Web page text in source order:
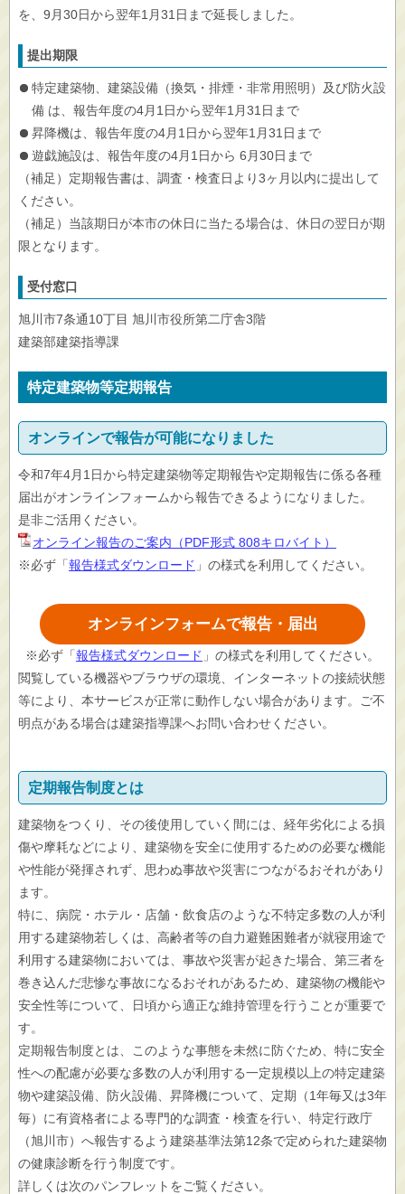
を、9月30日から翌年1月31日まで延長しました。
提出期限
特定建築物、建築設備（換気・排煙・非常用照明）及び防火設
備 は、報告年度の4月1日から翌年1月31日まで
昇降機は、報告年度の4月1日から翌年1月31日まで
遊戯施設は、報告年度の4月1日から 6月30日まで
（補足）定期報告書は、調査・検査日より3ヶ月以内に提出して
ください。
（補足）当該期日が本市の休日に当たる場合は、休日の翌日が期
限となります。
受付窓口
旭川市7条通10丁目 旭川市役所第二庁舎3階
建築部建築指導課
特定建築物等定期報告
オンラインで報告が可能になりました
令和7年4月1日から特定建築物等定期報告や定期報告に係る各種
届出がオンラインフォームから報告できるようになりました。
是非ご活用ください。
オンライン報告のご案内（PDF形式 808キロバイト）
※必ず「 報告様式ダウンロード 」の様式を利用してください。
オンラインフォームで報告・届出
※必ず「 報告様式ダウンロード 」の様式を利用してください。
閲覧している機器やブラウザの環境、インターネットの接続状態
等により、本サービスが正常に動作しない場合があります。ご不
明点がある場合は建築指導課へお問い合わせください。
定期報告制度とは
建築物をつくり、その後使用していく間には、経年劣化による損
傷や摩耗などにより、建築物を安全に使用するための必要な機能
や性能が発揮されず、思わぬ事故や災害につながるおそれがあり
ます。
特に、病院・ホテル・店舗・飲食店のような不特定多数の人が利
用する建築物若しくは、高齢者等の自力避難困難者が就寝用途で
利用する建築物においては、事故や災害が起きた場合、第三者を
巻き込んだ悲惨な事故になるおそれがあるため、建築物の機能や
安全性等について、日頃から適正な維持管理を行うことが重要で
す。
定期報告制度とは、このような事態を未然に防ぐため、特に安全
性への配慮が必要な多数の人が利用する一定規模以上の特定建築
物や建築設備、防火設備、昇降機について、定期（1年毎又は3年
毎）に有資格者による専門的な調査・検査を行い、特定行政庁
（旭川市）へ報告するよう建築基準法第12条で定められた建築物
の健康診断を行う制度です。
詳しくは次のパンフレットをご覧ください。